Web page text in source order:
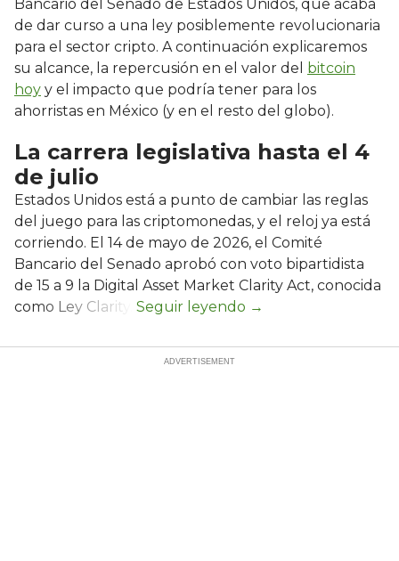
Bancario del Senado de Estados Unidos, que acaba
de dar curso a una ley posiblemente revolucionaria
para el sector cripto. A continuación explicaremos
su alcance, la repercusión en el valor del bitcoin
hoy y el impacto que podría tener para los
ahorristas en México (y en el resto del globo).
La carrera legislativa hasta el 4
de julio
Estados Unidos está a punto de cambiar las reglas
del juego para las criptomonedas, y el reloj ya está
corriendo. El 14 de mayo de 2026, el Comité
Bancario del Senado aprobó con voto bipartidista
de 15 a 9 la Digital Asset Market Clarity Act, conocida
como Ley Clarity.